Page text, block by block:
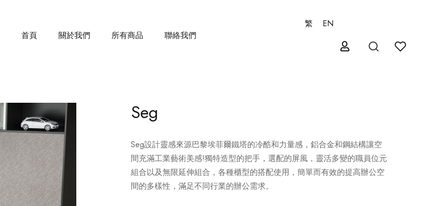
首頁 關於我們 所有商品 聯絡我們
繁 EN
Seg
Seg設計靈感來源巴黎埃菲爾鐵塔的冷酷和力量感，鋁合金和鋼結構讓空
間充滿工業藝術美感!獨特造型的把手，選配的屏風，靈活多變的職員位元
組合以及無限延伸組合，各種櫃型的搭配使用，簡單而有效的提高辦公空
間的多樣性，滿足不同行業的辦公需求。